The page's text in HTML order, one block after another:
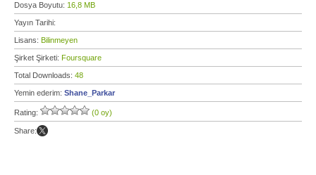
Dosya Boyutu: 16,8 MB
Yayın Tarihi:
Lisans: Bilinmeyen
Şirket Şirketi: Foursquare
Total Downloads: 48
Yemin ederim: Shane_Parkar
Rating: (0 oy)
Share: